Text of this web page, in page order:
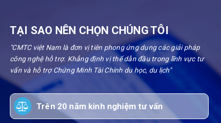
TẠI SAO NÊN CHỌN CHÚNG TÔI
"CMTC việt Nam là đơn vị tiên phong ứng dụng các giải pháp
công nghệ hỗ trợ. Khẳng định vị thế dẫn đầu trong lĩnh vực tư
vấn và hỗ trợ Chứng Minh Tài Chính du học, du lịch"
Trên 20 năm kinh nghiệm tư vấn